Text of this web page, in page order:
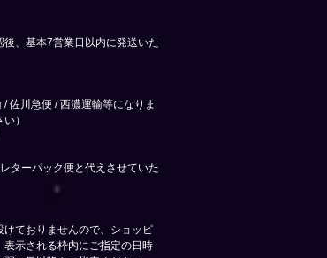
後、基本7営業日以内に発送いた
佐川急便 / 西濃運輸等になりま
）
ターパック便と代えさせていた
けておりませんので、ショッピ
示される枠内にご指定の日時